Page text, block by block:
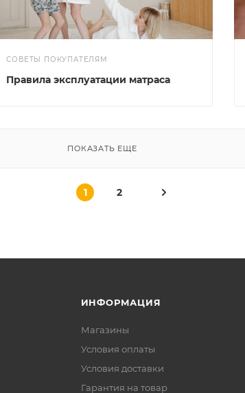
СОВЕТЫ ПОКУПАТЕЛЯМ
Правила эксплуатации матраса
ПОКАЗАТЬ ЕЩЕ
1 2
ИНФОРМАЦИЯ
Магазины
Условия оплаты
Условия доставки
Гарантия на товар